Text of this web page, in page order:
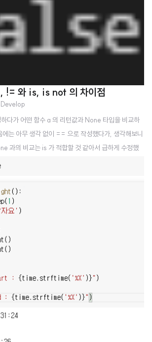
와 is, is not 의 차이점
다가 어떤 함수 a 의 리턴값과 None 타입을 비교하
는 아무 생각 없이 == 으로 작성했다가, 생각해보니
과의 비교는 is 가 적합할 것 같아서 급하게 수정했
, 더 나아가 == 이나 != 연산자가 이미 있는데 왜 is
. print(3 == 3.0) print(3 is 3.0) 실행 결과는 True
할을 하는 연산자 같은데, 왜 두 개의 연산 결과가 다른